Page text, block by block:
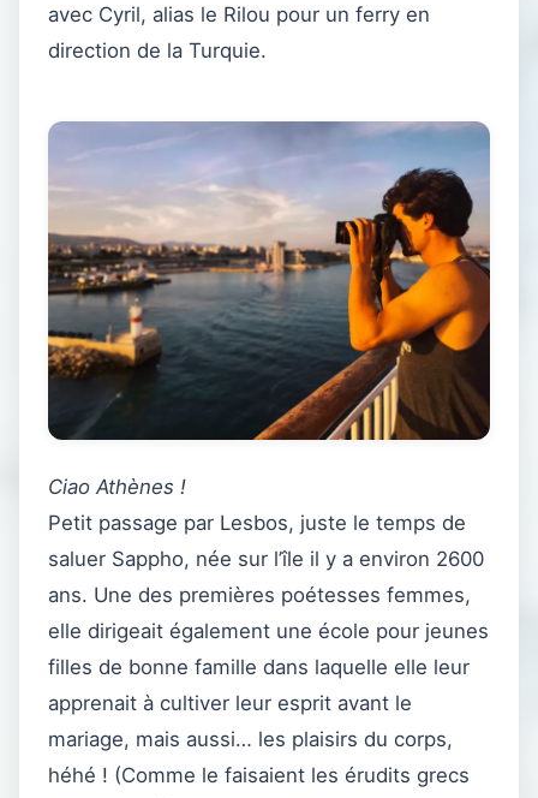
avec Cyril, alias le Rilou pour un ferry en
direction de la Turquie.
Ciao Athènes !
Petit passage par Lesbos, juste le temps de
saluer Sappho, née sur l’île il y a environ 2600
ans. Une des premières poétesses femmes,
elle dirigeait également une école pour jeunes
filles de bonne famille dans laquelle elle leur
apprenait à cultiver leur esprit avant le
mariage, mais aussi… les plaisirs du corps,
héhé ! (Comme le faisaient les érudits grecs